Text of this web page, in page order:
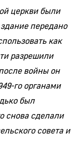
церкви были
передано
как
разрешили
войны он
го органами
был
снова сделали
совета и